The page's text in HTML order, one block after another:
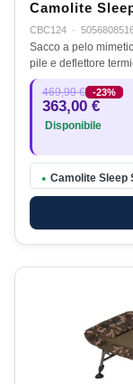
Camolite
CBC124 ·
Sacco a pelo
pile e deflettore
469,99 € -23%
363,00 €
Disponibile
● Camolite Sleep